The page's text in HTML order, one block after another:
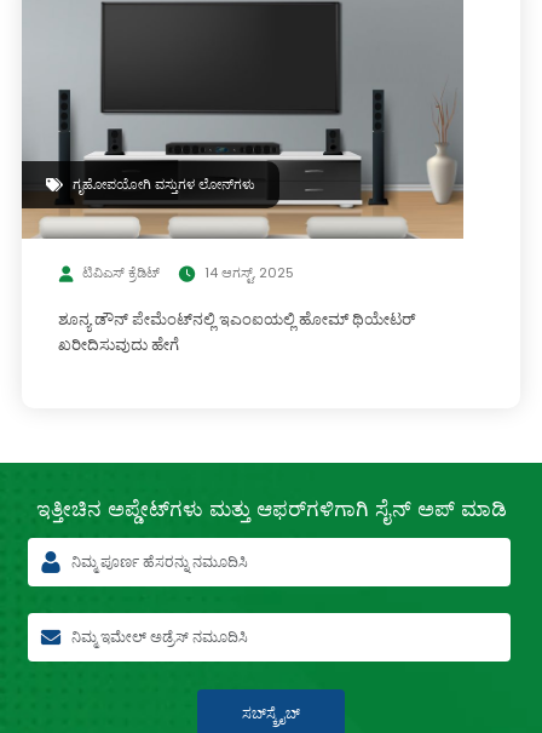
ಗೃಹೋಪಯೋಗಿ ವಸ್ತುಗಳ ಲೋನ್‌ಗಳು
ಟಿವಿಎಸ್ ಕ್ರೆಡಿಟ್ 14 ಆಗಸ್ಟ್, 2025
ಶೂನ್ಯ ಡೌನ್ ಪೇಮೆಂಟ್‌ನಲ್ಲಿ ಇಎಂಐಯಲ್ಲಿ ಹೋಮ್ ಥಿಯೇಟರ್
ಖರೀದಿಸುವುದು ಹೇಗೆ
ಇತ್ತೀಚಿನ ಅಪ್ಡೇಟ್‌ಗಳು ಮತ್ತು ಆಫರ್‌ಗಳಿಗಾಗಿ ಸೈನ್ ಅಪ್ ಮಾಡಿ
ಸಬ್‍ಸ್ಕ್ರೈಬ್